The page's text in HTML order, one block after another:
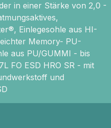
in einer Stärke von 2,0 -
Einlegesohle aus HI-
Memory- PU-
aus PU/GUMMI - bis
FO ESD HRO SR - mit
und